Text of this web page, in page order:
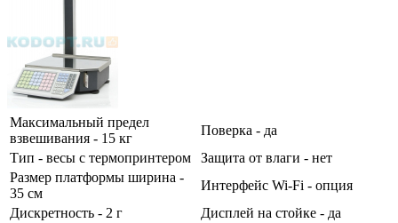
Максимальный предел
взвешивания - 15 кг
Поверка - да
Тип - весы с термопринтером
Защита от влаги - нет
Размер платформы ширина -
35 см
Интерфейс Wi-Fi - опция
Дискретность - 2 г
Дисплей на стойке - да